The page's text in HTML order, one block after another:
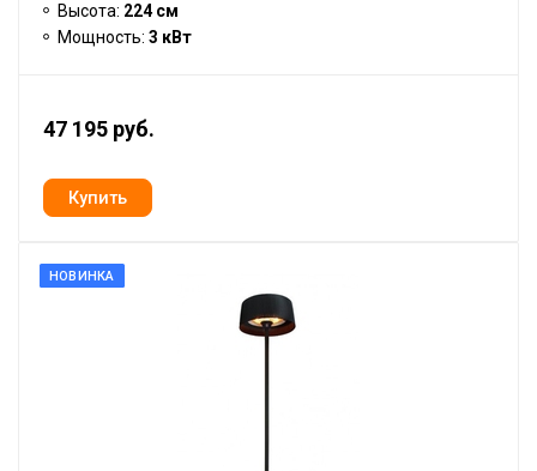
Высота: 224 см
Мощность: 3 кВт
47 195 руб.
НОВИНКА